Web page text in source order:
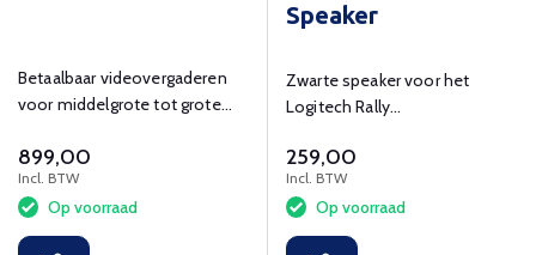
Betaalbaar videovergaderen
voor middelgrote tot grote
899,00
Incl. BTW
Op voorraad
Speaker
Zwarte speaker voor het
Logitech Rally
259,00
Incl. BTW
Op voorraad